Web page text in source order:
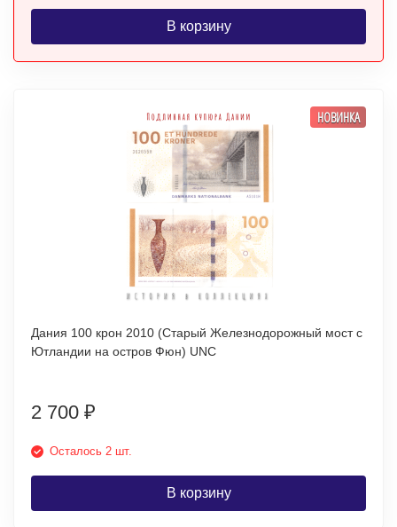
В корзину
НОВИНКА
Дания 100 крон 2010 (Старый Железнодорожный мост с
Ютландии на остров Фюн) UNC
2 700 ₽
Осталось 2 шт.
В корзину